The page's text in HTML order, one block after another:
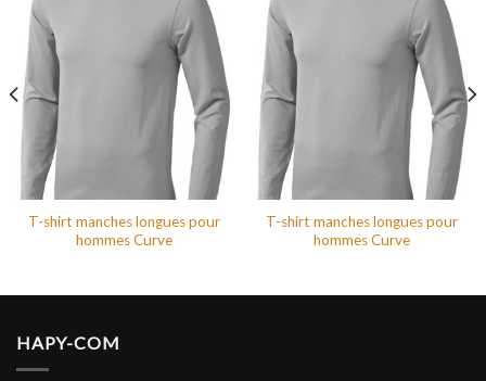
T-shirt manches longues pour
hommes Curve
T-shirt manches longues pour
hommes Curve
HAPY-COM